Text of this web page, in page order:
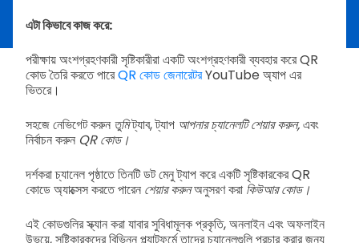
এটা কিভাবে কাজ করে:
পরীক্ষায় অংশগ্রহণকারী সৃষ্টিকারীরা একটি অংশগ্রহণকারী ব্যবহার করে QR
কোড তৈরি করতে পারেQR কোড জেনারেটরYouTube অ্যাপ এর
ভিতরে।
সহজে নেভিগেট করুন তুমিট্যাব, ট্যাপ আপনার চ্যানেলটি শেয়ার করুন,এবং
নির্বাচন করুন QR কোড।
দর্শকরা চ্যানেল পৃষ্ঠাতে তিনটি ডট মেনু ট্যাপ করে একটি সৃষ্টিকারকের QR
কোডে অ্যাক্সেস করতে পারেন শেয়ার করুনঅনুসরণ করা কিউআর কোড।
এই কোডগুলির স্ক্যান করা যাবার সুবিধামূলক প্রকৃতি, অনলাইন এবং অফলাইন
উভয়ে, সৃষ্টিকারকদের বিভিন্ন প্ল্যাটফর্মে তাদের চ্যানেলগুলি প্রচার করার জন্য